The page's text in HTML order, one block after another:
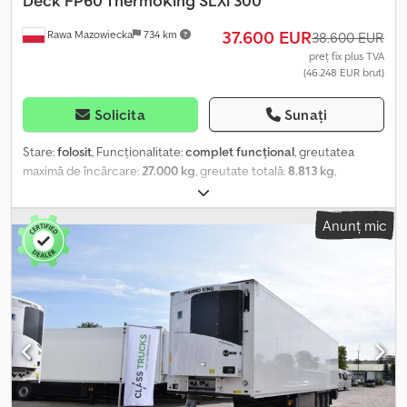
Rawa Mazowiecka 734 km 37.600 EUR38.600 EUR
preț fix plus TVA
(46.248 EUR brut)
Solicita Sunați
Stare:folosit, Funcționalitate:complet funcțional, greutatea
maximă de încărcare:27.000 kg, greutate totală:8.813 kg,
, prima înmatriculare:
14.040 mm, lățime totală:2.600 mm, suspensie:aer, culoare:alb,
An de fabricație:2021, Dotări:istoric complet de service,
servodirecție, unitate de răcire
SMART. Înălțime variabilă dublu etaj V7 1650 pentru 11x3 EURO pal
cu 22 grinzi ALU. THERMO KING SLXi 300 - 50 cu BlueBox, OptiSet
și modulare. Uși spate duble izolate (FP, NX17) din spumă cu tije
duble din oțel. Cutie de scule din plastic cu suport pentru capac,
mâneci și sertar în spatele unității. Rezervor de combustibil din
plastic negru SCHMITZ 245l, 1 gât de umplere ; Etalonare BIO-
Diesel. Anvelope - 385/65R22.5. Lungime totală - 13550 mm.
Lățimea totală a remorcii - 2600 mm. Înălțimea totală
Anunț mic